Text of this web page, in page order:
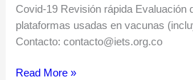
Covid-19 Revisión rápida Evaluación
plataformas usadas en vacunas
Contacto: contacto@iets.org.co
vacunas
(incluyendo
las
Covid-
Read More »